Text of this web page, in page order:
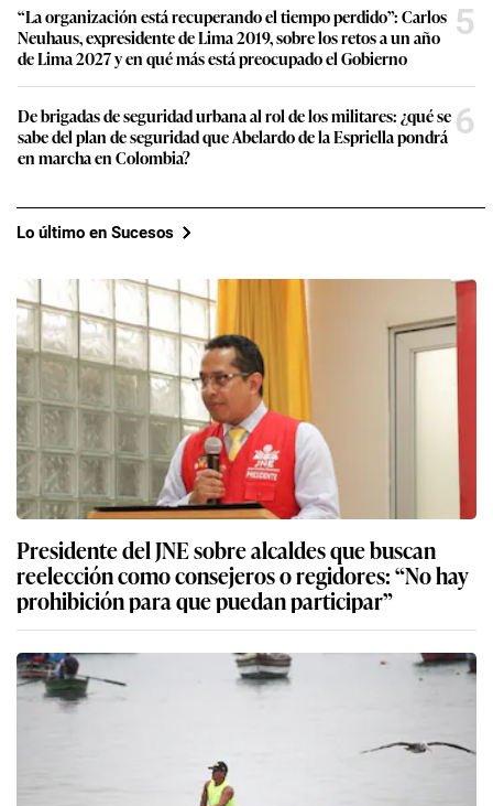
“La organización está recuperando el tiempo perdido”: Carlos
Neuhaus, expresidente de Lima 2019, sobre los retos a un año
de Lima 2027 y en qué más está preocupado el Gobierno
5
De brigadas de seguridad urbana al rol de los militares: ¿qué se
sabe del plan de seguridad que Abelardo de la Espriella pondrá
en marcha en Colombia?
6
Lo último en Sucesos
Presidente del JNE sobre alcaldes que buscan
reelección como consejeros o regidores: “No hay
prohibición para que puedan participar”